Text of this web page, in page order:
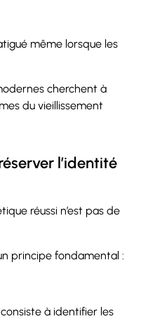
même lorsque les
cherchent à
du vieillissement
l’identité
réussi n’est pas de
principe fondamental :
à identifier les